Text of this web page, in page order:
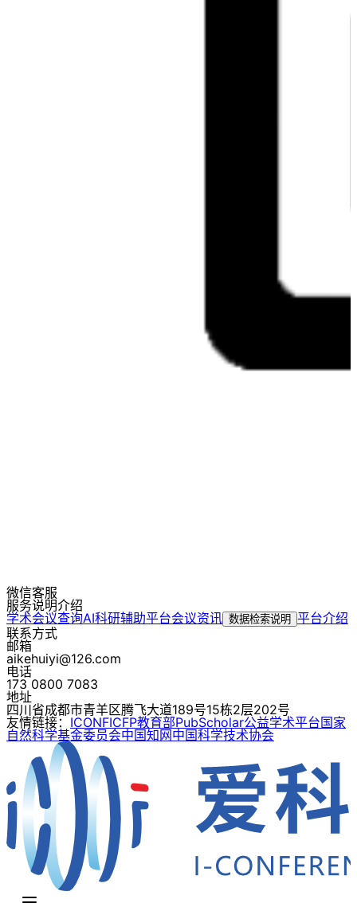
微信客服
服务说明介绍
学术会议查询AI科研辅助平台会议资讯 数据检索说明 平台介绍
联系方式
邮箱
aikehuiyi@126.com
电话
173 0800 7083
地址
四川省成都市青羊区腾飞大道189号15栋2层202号
友情链接： ICONFICFP教育部PubScholar公益学术平台国家
自然科学基金委员会中国知网中国科学技术协会